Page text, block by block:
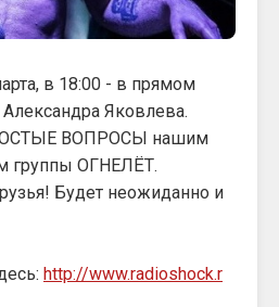
в 18:00 - в прямом
Яковлева.
ВОПРОСЫ нашим
группы ОГНЕЛЁТ.
Будет неожиданно и
http://www.radioshock.r